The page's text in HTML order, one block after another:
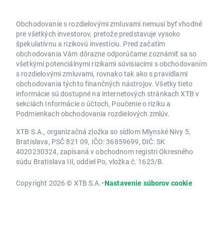
Obchodovanie s rozdielovými zmluvami nemusí byť vhodné
pre všetkých investorov, pretože predstavuje vysoko
špekulatívnu a rizikovú investíciu. Pred začatím
obchodovania Vám dôrazne odporúčame zoznámiť sa so
všetkými potenciálnymi rizikami súvisiacimi s obchodovaním
s rozdielovými zmluvami, rovnako tak ako s pravidlami
obchodovania týchto finančných nástrojov. Všetky tieto
informácie sú dostupné na internetových stránkach XTB v
sekciách Informácie o účtoch, Poučenie o riziku a
Podmienkach obchodovania rozdielových zmlúv.
XTB S.A., organizačná zložka so sídlom Mlynské Nivy 5,
Bratislava, PSČ 821 09, IČO: 36859699, DIČ: SK
4020230324, zapísaná v obchodnom registri Okresného
súdu Bratislava III, oddiel Po, vložka č. 1623/B.
Copyright 2026 © XTB S.A.•Nastavenie súborov cookie